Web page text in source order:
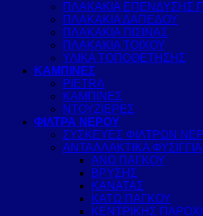
ΠΛΑΚΑΚΙΑ ΕΠΕΝΔΥΣΗΣ
ΠΛΑΚΑΚΙΑ ΔΑΠΕΔΟΥ
ΠΛΑΚΑΚΙΑ ΠΙΣΙΝΑΣ
ΠΛΑΚΑΚΙΑ ΤΟΙΧΟΥ
ΥΛΙΚΑ ΤΟΠΟΘΕΤΗΣΗΣ
ΚΑΜΠΙΝΕΣ
PIETRA
ΚΑΜΠΙΝΕΣ
ΝΤΟΥΖΙΕΡΕΣ
ΦΙΛΤΡΑ ΝΕΡΟΥ
ΣΥΣΚΕΥΕΣ ΦΙΛΤΡΩΝ
ΑΝΤΑΛΛΑΚΤΙΚΑ ΦΥΣΙΓΓΙΑ
ΑΝΩ ΠΑΓΚΟΥ
ΒΡΥΣΗΣ
ΚΑΝΑΤΑΣ
ΚΑΤΩ ΠΑΓΚΟΥ
ΚΕΝΤΡΙΚΗΣ